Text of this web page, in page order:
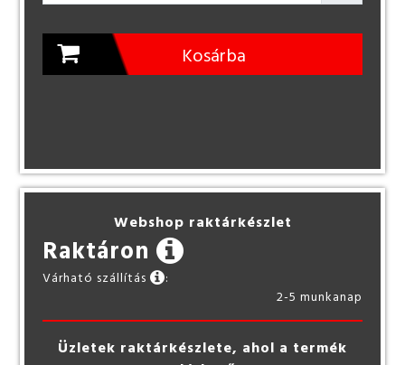
Kosárba
Webshop raktárkészlet
Raktáron
Várható szállítás
:
2-5 munkanap
Üzletek raktárkészlete, ahol a termék